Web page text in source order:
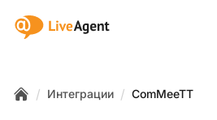
:site.title
/ Интеграции / ComMeeTT